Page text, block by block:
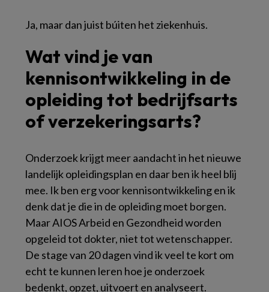
Ja, maar dan juist búiten het ziekenhuis.
Wat vind je van
kennisontwikkeling in de
opleiding tot bedrijfsarts
of verzekeringsarts?
Onderzoek krijgt meer aandacht in het nieuwe
landelijk opleidingsplan en daar ben ik heel blij
mee. Ik ben erg voor kennisontwikkeling en ik
denk dat je die in de opleiding moet borgen.
Maar AIOS Arbeid en Gezondheid worden
opgeleid tot dokter, niet tot wetenschapper.
De stage van 20 dagen vind ik veel te kort om
echt te kunnen leren hoe je onderzoek
bedenkt, opzet, uitvoert en analyseert.